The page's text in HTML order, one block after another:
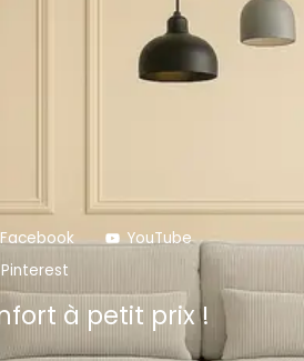
Facebook
YouTube
Pinterest
à petit prix !